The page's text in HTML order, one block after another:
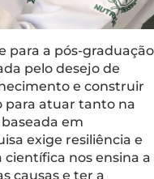
para a pós-graduação
pelo desejo de
e construir
para atuar tanto na
em
exige resiliência e
científica nos ensina a
causas e ter a